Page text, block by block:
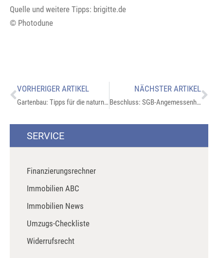
Quelle und weitere Tipps: brigitte.de
© Photodune
VORHERIGER ARTIKEL
Gartenbau: Tipps für die naturnahe Gestaltung
NÄCHSTER ARTIKEL
Beschluss: SGB-Angemessenheitsprüfung kann höchstens für sechs Monate ausgesetzt werden
SERVICE
Finanzierungsrechner
Immobilien ABC
Immobilien News
Umzugs-Checkliste
Widerrufsrecht